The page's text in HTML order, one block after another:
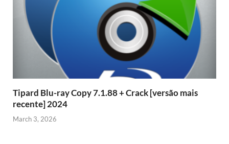
Tipard Blu-ray Copy 7.1.88 + Crack [versão mais
recente] 2024
March 3, 2026